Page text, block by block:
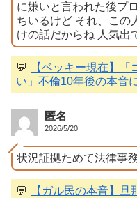
に嫌いと言われた後プ
ちいるけど それ、この
けの話だからね 人気出
💬
【ベッキー現在】
い」不倫10年後の本音
匿名
2026/5/20
状況証拠ためて法律事
💬
【ガル民の本音】